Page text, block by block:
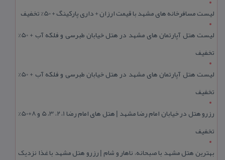
لیست مسافرخانه های مشهد با قیمت ارزان + داری پارکینگ + 50% تخفیف
لیست هتل آپارتمان های مشهد در هتل خیابان طبرسی و فلکه آب + 50%
تخفیف
لیست هتل آپارتمان های مشهد در هتل خیابان طبرسی و فلکه آب + 50%
تخفیف
رزرو هتل در خیابان امام رضا مشهد | هتل‌ های امام رضا 1، 2، 3، 5 و 8+50%
تخفیف
بهترین هتل مشهد با صبحانه، ناهار و شام | رزرو هتل مشهد با غذا نزدیک